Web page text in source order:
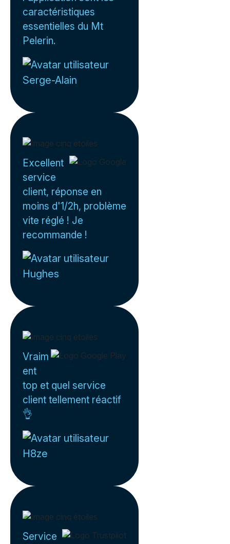
caractéristiques
essentielles du Mt
Pelerin.
Serge-Alain
Excellent
service
client, réponse en
moins d'1/2h, problème
vite réglé ! Je
recommande !
Hughes
Vraim
ent
top et quel service
client tellement réactif
👌
H8ze
Service